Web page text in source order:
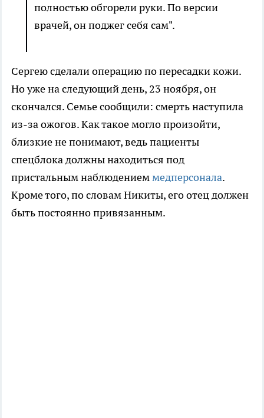
полностью обгорели руки. По версии
врачей, он поджег себя сам".
Сергею сделали операцию по пересадки кожи.
Но уже на следующий день, 23 ноября, он
скончался. Семье сообщили: смерть наступила
из-за ожогов. Как такое могло произойти,
близкие не понимают, ведь пациенты
спецблока должны находиться под
пристальным наблюдениеммедперсонала.
Кроме того, по словам Никиты, его отец должен
быть постоянно привязанным.